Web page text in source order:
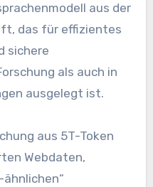
aus der
das für effizientes
sichere
als auch in
ausgelegt ist.
aus 5T-Token
Webdaten,